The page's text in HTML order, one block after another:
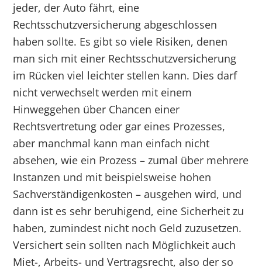
jeder, der Auto fährt, eine
Rechtsschutzversicherung abgeschlossen
haben sollte. Es gibt so viele Risiken, denen
man sich mit einer Rechtsschutzversicherung
im Rücken viel leichter stellen kann. Dies darf
nicht verwechselt werden mit einem
Hinweggehen über Chancen einer
Rechtsvertretung oder gar eines Prozesses,
aber manchmal kann man einfach nicht
absehen, wie ein Prozess – zumal über mehrere
Instanzen und mit beispielsweise hohen
Sachverständigenkosten – ausgehen wird, und
dann ist es sehr beruhigend, eine Sicherheit zu
haben, zumindest nicht noch Geld zuzusetzen.
Versichert sein sollten nach Möglichkeit auch
Miet-, Arbeits- und Vertragsrecht, also der so